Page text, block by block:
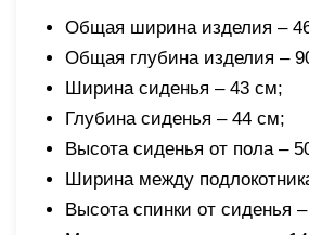
Общая ширина изделия –
Общая глубина изделия –
Ширина сиденья – 43 см;
Глубина сиденья – 44 см;
Высота сиденья от пола –
Ширина между
Высота спинки от сиденья